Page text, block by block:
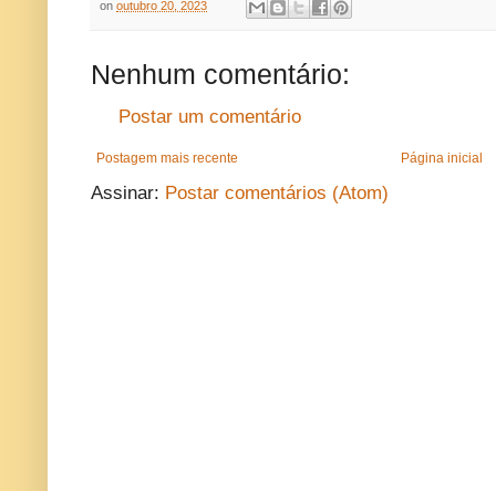
onoutubro 20, 2023
Nenhum comentário:
Postar um comentário
Postagem mais recente Página inicial
Assinar: Postar comentários (Atom)